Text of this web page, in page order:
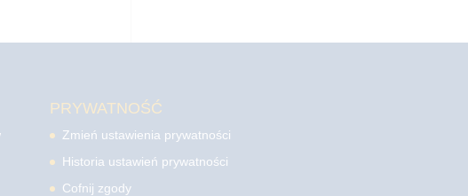
PRYWATNOŚĆ
Zmień ustawienia prywatności
Historia ustawień prywatności
Cofnij zgody